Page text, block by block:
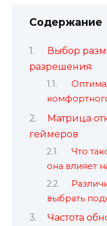
Содержание
Выбор
разрешения
Матрица
геймеров
Что
она влияет
выбрать
Частота